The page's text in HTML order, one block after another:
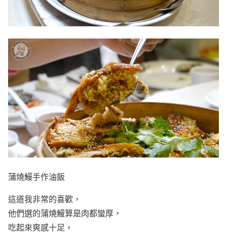
蒲燒鰻手作油飯
這道我非常的喜歡，
他們選的蒲燒鰻算是肉都蠻厚，
吃起來爽感十足，